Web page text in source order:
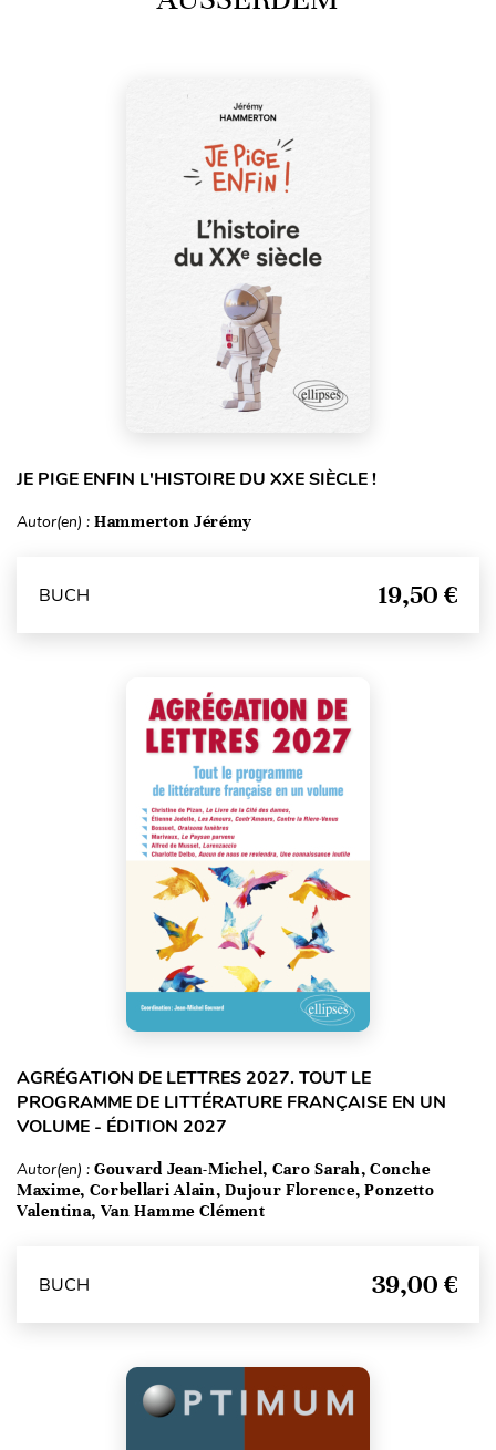
JE PIGE ENFIN L'HISTOIRE DU XXE SIÈCLE !
Autor(en) : Hammerton Jérémy
BUCH 19,50 €
AGRÉGATION DE LETTRES 2027. TOUT LE
PROGRAMME DE LITTÉRATURE FRANÇAISE EN UN
VOLUME - ÉDITION 2027
Autor(en) : Gouvard Jean-Michel, Caro Sarah, Conche
Maxime, Corbellari Alain, Dujour Florence, Ponzetto
Valentina, Van Hamme Clément
BUCH 39,00 €